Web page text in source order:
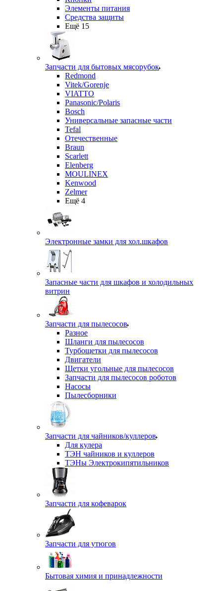
Элементы питания
Средства защиты
Ещё 15
Запчасти для бытовых мясорубок
Redmond
Vitek/Gorenje
VIATTO
Panasonic/Polaris
Bosch
Универсальные запасные части
Tefal
Отечественные
Braun
Scarlett
Elenberg
MOULINEX
Kenwood
Zelmer
Ещё 4
Электронные замки для хол.шкафов
Запасные части для шкафов и холодильных
витрин
Запчасти для пылесосов
Разное
Шланги для пылесосов
Турбощетки для пылесосов
Двигатели
Щетки угольные для пылесосов
Запчасти для пылесосов роботов
Насосы
Пылесборники
Запчасти для чайников/куллеров
Для кулера
ТЭН чайников и куллеров
ТЭНы Электрокипятильников
Запчасти для кофеварок
Запчасти для утюгов
Бытовая химия и принадлежности